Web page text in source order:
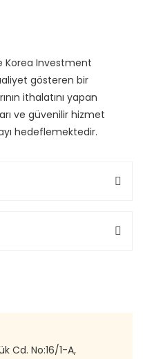
Korea Investment
gösteren bir
ithalatını yapan
ve güvenilir hizmet
hedeflemektedir.
Cd. No:16/1-A,